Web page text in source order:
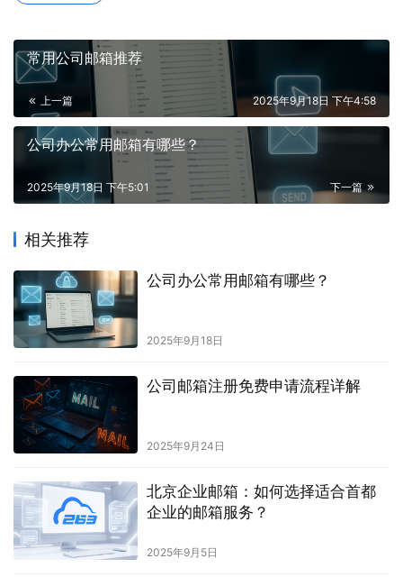
常用公司邮箱推荐
上一篇 2025年9月18日 下午4:58
公司办公常用邮箱有哪些？
下一篇
2025年9月18日 下午5:01
相关推荐
公司办公常用邮箱有哪些？
2025年9月18日
公司邮箱注册免费申请流程详解
2025年9月24日
北京企业邮箱：如何选择适合首都
企业的邮箱服务？
2025年9月5日